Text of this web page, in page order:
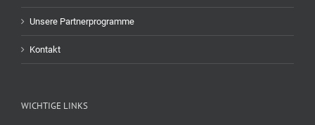
Unsere Partnerprogramme
Kontakt
WICHTIGE LINKS